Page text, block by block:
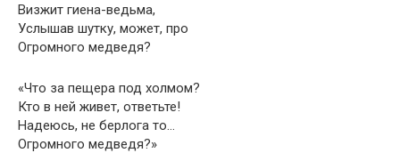
Визжит гиена-ведьма,
Услышав шутку, может, про
Огромного медведя?
«Что за пещера под холмом?
Кто в ней живет, ответьте!
Надеюсь, не берлога то…
Огромного медведя?»